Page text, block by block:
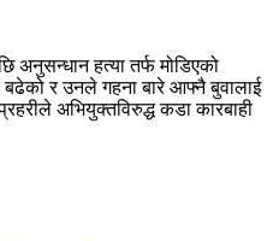
अनुसन्धान हत्या तर्फ मोडिएको
बढेको र उनले गहना बारे आफ्नै बुवालाई
अभियुक्तविरुद्ध कडा कारबाही